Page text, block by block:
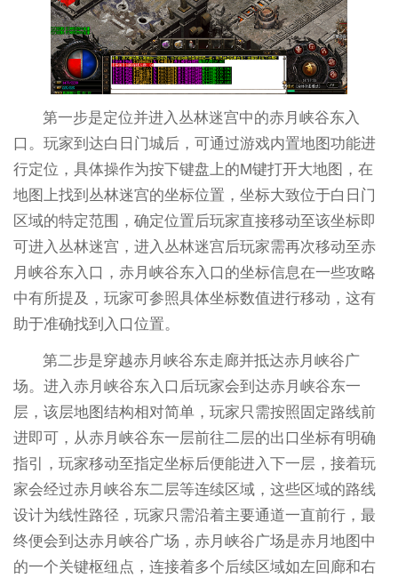
第一步是定位并进入丛林迷宫中的赤月峡谷东入
口。玩家到达白日门城后，可通过游戏内置地图功能进
行定位，具体操作为按下键盘上的M键打开大地图，在
地图上找到丛林迷宫的坐标位置，坐标大致位于白日门
区域的特定范围，确定位置后玩家直接移动至该坐标即
可进入丛林迷宫，进入丛林迷宫后玩家需再次移动至赤
月峡谷东入口，赤月峡谷东入口的坐标信息在一些攻略
中有所提及，玩家可参照具体坐标数值进行移动，这有
助于准确找到入口位置。
第二步是穿越赤月峡谷东走廊并抵达赤月峡谷广
场。进入赤月峡谷东入口后玩家会到达赤月峡谷东一
层，该层地图结构相对简单，玩家只需按照固定路线前
进即可，从赤月峡谷东一层前往二层的出口坐标有明确
指引，玩家移动至指定坐标后便能进入下一层，接着玩
家会经过赤月峡谷东二层等连续区域，这些区域的路线
设计为线性路径，玩家只需沿着主要通道一直前行，最
终便会到达赤月峡谷广场，赤月峡谷广场是赤月地图中
的一个关键枢纽点，连接着多个后续区域如左回廊和右